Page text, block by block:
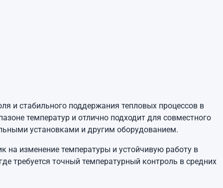
и стабильного поддержания тепловых процессов в
температур и отлично подходит для совместного
установками и другим оборудованием.
на изменение температуры и устойчивую работу в
требуется точный температурный контроль в средних